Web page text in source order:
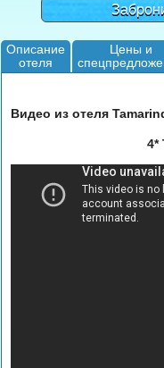
Описание
отеля
Цены и
Видео из отеля
4*